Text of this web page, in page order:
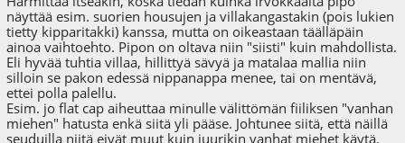
näyttää esim. suorien housujen ja villakangastakin (pois lukien
tietty kipparitakki) kanssa, mutta on oikeastaan täälläpäin
ainoa vaihtoehto. Pipon on oltava niin "siisti" kuin mahdollista.
Eli hyvää tuhtia villaa, hillittyä sävyä ja matalaa mallia niin
silloin se pakon edessä nippanappa menee, tai on mentävä,
ettei polla palellu.
Esim. jo flat cap aiheuttaa minulle välittömän fiiliksen "vanhan
miehen" hatusta enkä siitä yli pääse. Johtunee siitä, että näillä
seuduilla niitä eivät muut kuin juurikin vanhat miehet käytä.